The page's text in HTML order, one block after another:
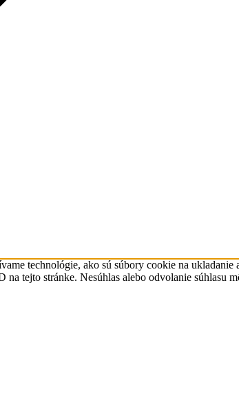
technológie, ako sú súbory cookie na
na tejto stránke. Nesúhlas alebo odvolanie súhlasu